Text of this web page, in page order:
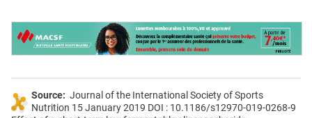
Source: Journal of the International Society of Sports
Nutrition 15 January 2019 DOI : 10.1186/s12970-019-0268-9